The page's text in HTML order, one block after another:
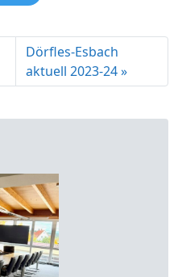
Dörfles-Esbach
aktuell 2023-24